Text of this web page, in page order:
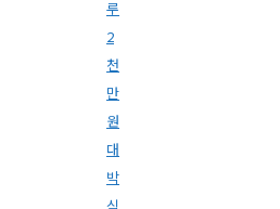
루
2
천
만
원
대
박